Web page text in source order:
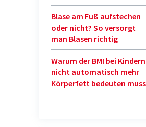
Blase am Fuß aufstechen
oder nicht? So versorgt
man Blasen richtig
Warum der BMI bei Kindern
nicht automatisch mehr
Körperfett bedeuten muss